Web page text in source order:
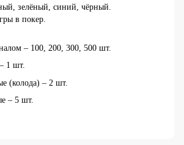
зелёный, синий, чёрный.
в покер.
– 100, 200, 300, 500 шт.
1 шт.
(колода) – 2 шт.
– 5 шт.